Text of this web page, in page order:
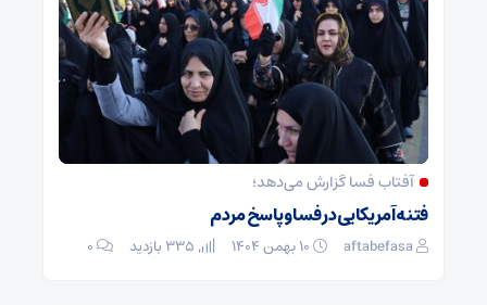
آفتاب فسا گزارش می‌دهد؛
فتنه آمریکایی در فسا و پاسخ مردم
aftabefasa ۰